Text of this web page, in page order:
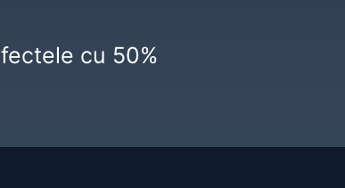
cu 50%